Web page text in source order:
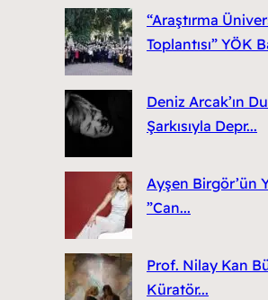
“Araştırma
Toplantısı” YÖK
Deniz Arcak’ın
Şarkısıyla Depr...
Ayşen Birgör’ün
”Can...
Prof. Nilay Kan
Küratör...